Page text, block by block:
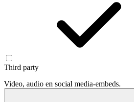
Third party
Video, audio en social media-embeds.